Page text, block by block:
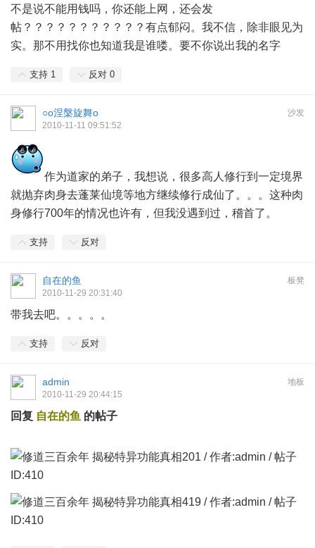
不是说不能用钱吗，你还能上网，还会发
帖？？？？？？？？？？？有点郁闷。我不信，除非眼见为
实。那不用找你也知道我是谁喽。要不你说出我的名字
支持 1 反对 0
沙发
○o涅槃旋舞o
2010-11-11 09:51:52
作为道家的弟子，我想说，很多高人修行到一定境界
就抛弃肉身去蓬莱仙境等地方继续修行成仙了。。。这种肉
身修行700年的情况也许有，但我没遇到过，稽首了。
支持 反对
板凳
自在的鱼
2010-11-29 20:31:40
带我去吧。。。。。
支持 反对
地板
admin
2010-11-29 20:44:15
回复 自在的鱼 的帖子